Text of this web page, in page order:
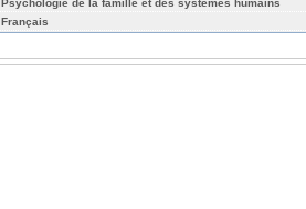
Français